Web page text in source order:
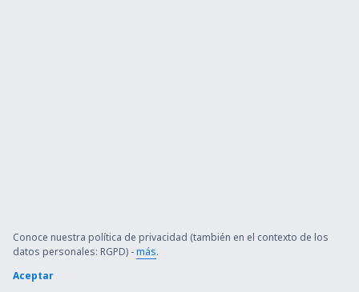
Conoce nuestra política de privacidad (también en el contexto de los
datos personales: RGPD) -más.
Aceptar